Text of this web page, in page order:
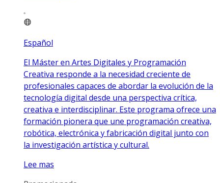
Español
El Máster en Artes Digitales y Programación
Creativa responde a la necesidad creciente de
profesionales capaces de abordar la evolución de la
tecnología digital desde una perspectiva crítica,
creativa e interdisciplinar. Este programa ofrece una
formación pionera que une programación creativa,
robótica, electrónica y fabricación digital junto con
la investigación artística y cultural.
Lee mas